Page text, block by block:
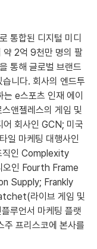
통합된 디지털 미디
약 2억 9천만 명의 팔
통해 글로벌 브랜드
니다. 회사의 엔드투
e스포츠 인재 에이
앤젤레스의 게임 및
어 회사인 GCN; 미국
일 마케팅 대행사인
직인 Complexity
오인 Fourth Frame
Supply; Frankly
라이브 게임 및
루언서 마케팅 플랫
프리스코에 본사를